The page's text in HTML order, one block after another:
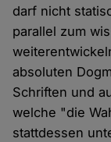
darf nicht
parallel zum
absoluten
Schriften und
welche "die
stattdessen